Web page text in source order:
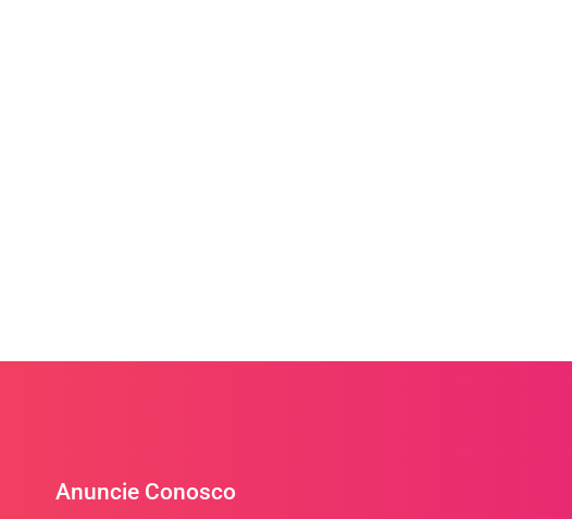
Anuncie Conosco